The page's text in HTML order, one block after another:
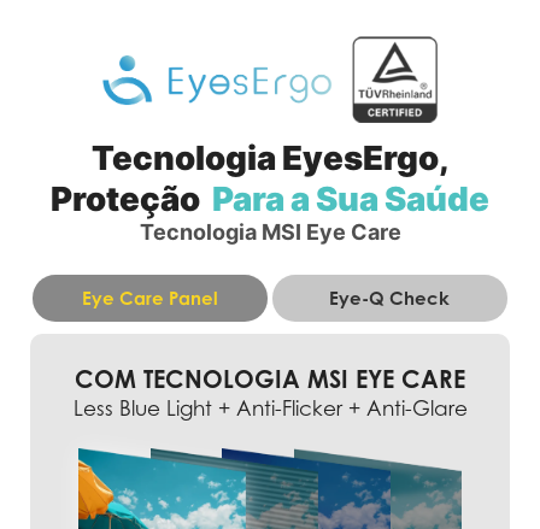
Tecnologia EyesErgo,
Proteção Para a Sua Saúde
Tecnologia MSI Eye Care
Eye Care Panel Eye-Q Check
COM TECNOLOGIA MSI EYE CARE
Less Blue Light + Anti-Flicker + Anti-Glare